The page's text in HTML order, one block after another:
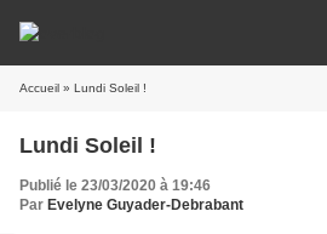
Accueil » Lundi Soleil !
Lundi Soleil !
Publié le 23/03/2020 à 19:46
Par Evelyne Guyader-Debrabant